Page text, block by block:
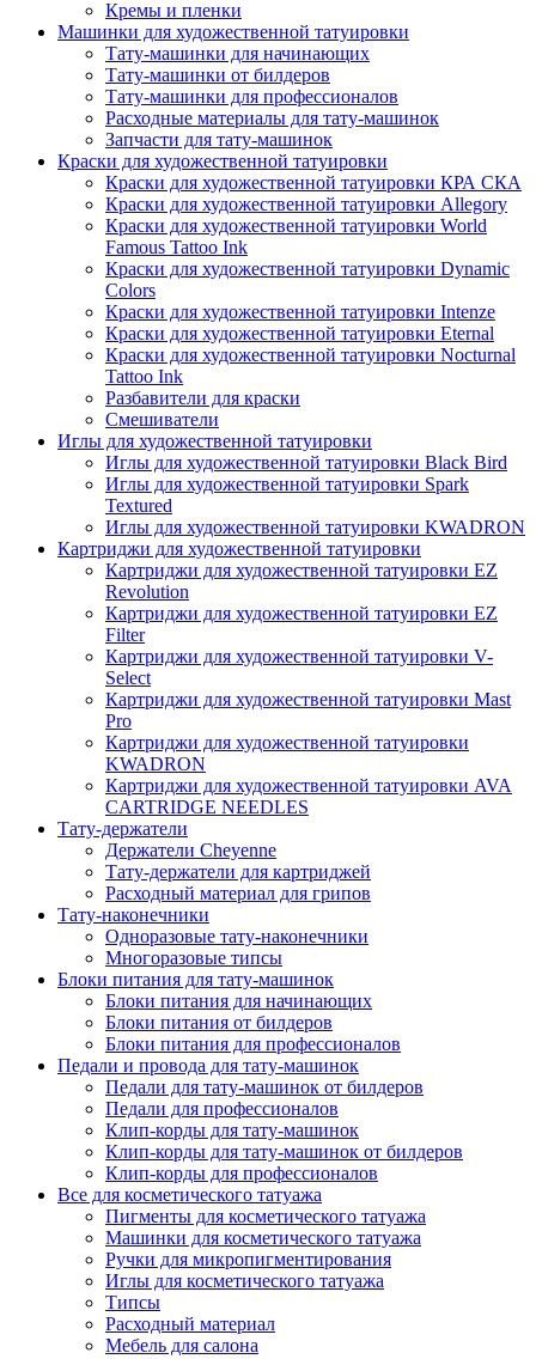
Кремы и пленки
Машинки для художественной татуировки
Тату-машинки для начинающих
Тату-машинки от билдеров
Тату-машинки для профессионалов
Расходные материалы для тату-машинок
Запчасти для тату-машинок
Краски для художественной татуировки
Краски для художественной татуировки КРА СКА
Краски для художественной татуировки Allegory
Краски для художественной татуировки World
Famous Tattoo Ink
Краски для художественной татуировки Dynamic
Colors
Краски для художественной татуировки Intenze
Краски для художественной татуировки Eternal
Краски для художественной татуировки Nocturnal
Tattoo Ink
Разбавители для краски
Смешиватели
Иглы для художественной татуировки
Иглы для художественной татуировки Black Bird
Иглы для художественной татуировки Spark
Textured
Иглы для художественной татуировки KWADRON
Картриджи для художественной татуировки
Картриджи для художественной татуировки EZ
Revolution
Картриджи для художественной татуировки EZ
Filter
Картриджи для художественной татуировки V-
Select
Картриджи для художественной татуировки Mast
Pro
Картриджи для художественной татуировки
KWADRON
Картриджи для художественной татуировки AVA
CARTRIDGE NEEDLES
Тату-держатели
Держатели Cheyenne
Тату-держатели для картриджей
Расходный материал для грипов
Тату-наконечники
Одноразовые тату-наконечники
Многоразовые типсы
Блоки питания для тату-машинок
Блоки питания для начинающих
Блоки питания от билдеров
Блоки питания для профессионалов
Педали и провода для тату-машинок
Педали для тату-машинок от билдеров
Педали для профессионалов
Клип-корды для тату-машинок
Клип-корды для тату-машинок от билдеров
Клип-корды для профессионалов
Все для косметического татуажа
Пигменты для косметического татуажа
Машинки для косметического татуажа
Ручки для микропигментирования
Иглы для косметического татуажа
Типсы
Расходный материал
Мебель для салона